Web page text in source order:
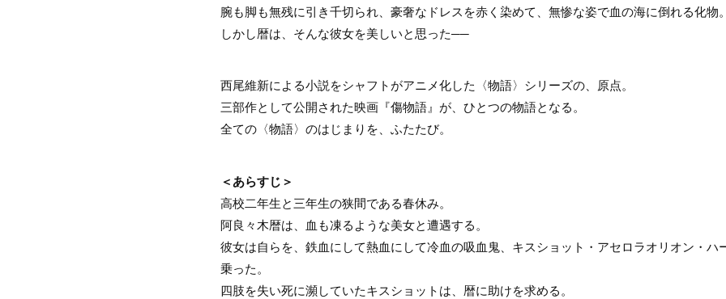
腕も脚も無残に引き千切られ、豪奢なドレスを赤く染めて、無惨な姿で血の海に倒れる化物。
しかし暦は、そんな彼女を美しいと思った──
西尾維新による小説をシャフトがアニメ化した〈物語〉シリーズの、原点。
三部作として公開された映画『傷物語』が、ひとつの物語となる。
全ての〈物語〉のはじまりを、ふたたび。
＜あらすじ＞
高校二年生と三年生の狭間である春休み。
阿良々木暦は、血も凍るような美女と遭遇する。
彼女は自らを、鉄血にして熱血にして冷血の吸血鬼、キスショット・アセロラオリオン・ハ
乗った。
四肢を失い死に瀕していたキスショットは、暦に助けを求める。